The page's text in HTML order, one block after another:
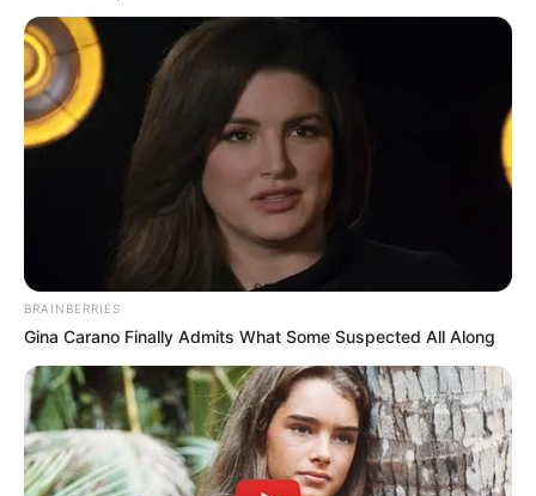
BRAINBERRIES
Gina Carano Finally Admits What Some Suspected All Along